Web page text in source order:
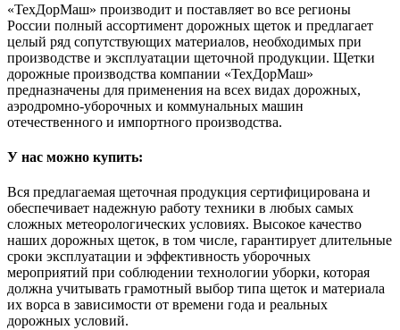
«ТехДорМаш» производит и поставляет во все регионы
России полный ассортимент дорожных щеток и предлагает
целый ряд сопутствующих материалов, необходимых при
производстве и эксплуатации щеточной продукции. Щетки
дорожные производства компании «ТехДорМаш»
предназначены для применения на всех видах дорожных,
аэродромно-уборочных и коммунальных машин
отечественного и импортного производства.
У нас можно купить:
Вся предлагаемая щеточная продукция сертифицирована и
обеспечивает надежную работу техники в любых самых
сложных метеорологических условиях. Высокое качество
наших дорожных щеток, в том числе, гарантирует длительные
сроки эксплуатации и эффективность уборочных
мероприятий при соблюдении технологии уборки, которая
должна учитывать грамотный выбор типа щеток и материала
их ворса в зависимости от времени года и реальных
дорожных условий.